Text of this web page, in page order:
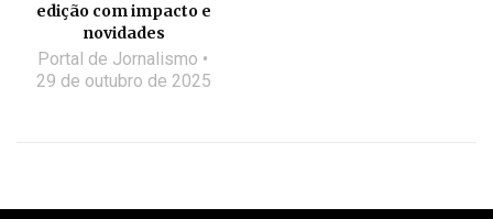
edição com impacto e
novidades
Portal de Jornalismo
29 de outubro de 2025